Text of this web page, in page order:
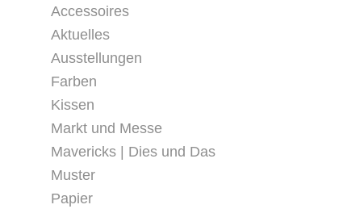
Accessoires
Aktuelles
Ausstellungen
Farben
Kissen
Markt und Messe
Mavericks | Dies und Das
Muster
Papier